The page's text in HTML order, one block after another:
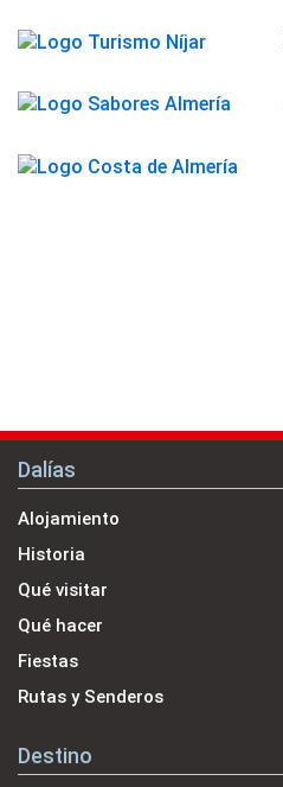
Dalías
Alojamiento
Historia
Qué visitar
Qué hacer
Fiestas
Rutas y Senderos
Destino